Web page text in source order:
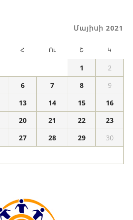
Մայիսի 2021
Հ Ու Շ Կ
1
2
6 7 8
9
13 14 15
16
20 21 22
23
27 28 29
30